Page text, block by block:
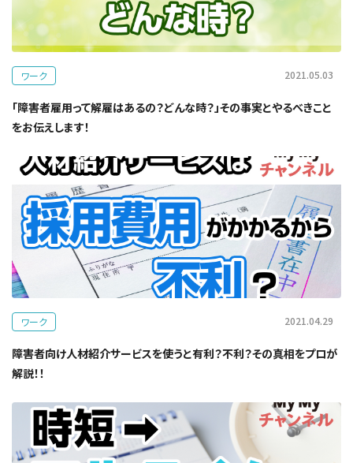
ワーク 2021.05.03
「障害者雇用って解雇はあるの？どんな時？」その事実とやるべきこと
をお伝えします！
ワーク 2021.04.29
障害者向け人材紹介サービスを使うと有利？不利？その真相をプロが
解説！！